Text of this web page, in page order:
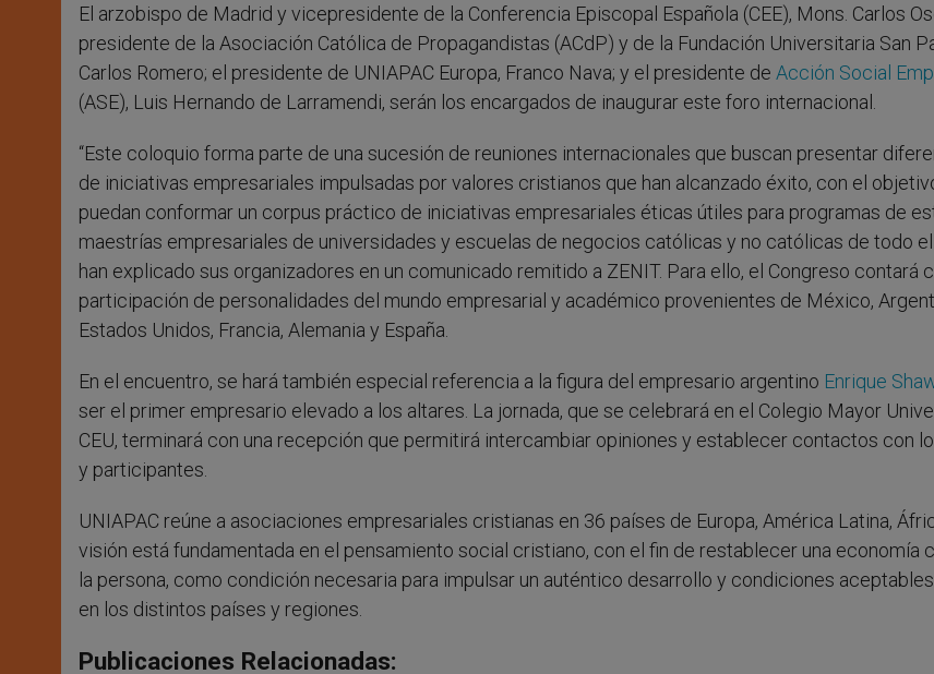
El arzobispo de Madrid y vicepresidente de la Conferencia Episcopal Española (CEE), Mons. Carlos
presidente de la Asociación Católica de Propagandistas (ACdP) y de la Fundación Universitaria San
Carlos Romero; el presidente de UNIAPAC Europa, Franco Nava; y el presidente de Acción Social
(ASE), Luis Hernando de Larramendi, serán los encargados de inaugurar este foro internacional.
“Este coloquio forma parte de una sucesión de reuniones internacionales que buscan presentar
de iniciativas empresariales impulsadas por valores cristianos que han alcanzado éxito, con el
puedan conformar un corpus práctico de iniciativas empresariales éticas útiles para programas de
maestrías empresariales de universidades y escuelas de negocios católicas y no católicas de todo el
han explicado sus organizadores en un comunicado remitido a ZENIT. Para ello, el Congreso contará
participación de personalidades del mundo empresarial y académico provenientes de México,
Estados Unidos, Francia, Alemania y España.
En el encuentro, se hará también especial referencia a la figura del empresario argentino Enrique
ser el primer empresario elevado a los altares. La jornada, que se celebrará en el Colegio Mayor
CEU, terminará con una recepción que permitirá intercambiar opiniones y establecer contactos con
y participantes.
UNIAPAC reúne a asociaciones empresariales cristianas en 36 países de Europa, América Latina,
visión está fundamentada en el pensamiento social cristiano, con el fin de restablecer una economía
la persona, como condición necesaria para impulsar un auténtico desarrollo y condiciones
en los distintos países y regiones.
Publicaciones Relacionadas: